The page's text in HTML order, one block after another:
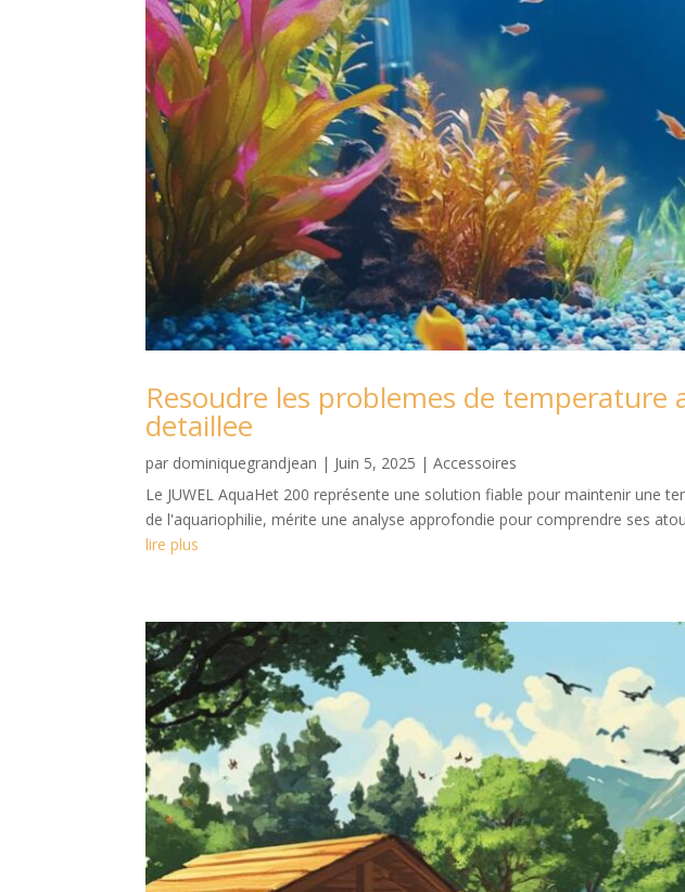
Resoudre les problemes de temperature
detaillee
par dominiquegrandjean | Juin 5, 2025 |Accessoires
Le JUWEL AquaHet 200 représente une solution fiable pour maintenir une
de l'aquariophilie, mérite une analyse approfondie pour comprendre ses
lire plus